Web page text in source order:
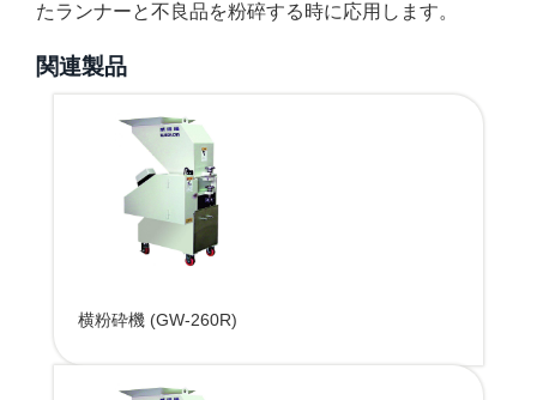
たランナーと不良品を粉碎する時に応用します。
関連製品
横粉砕機 (GW-260R)